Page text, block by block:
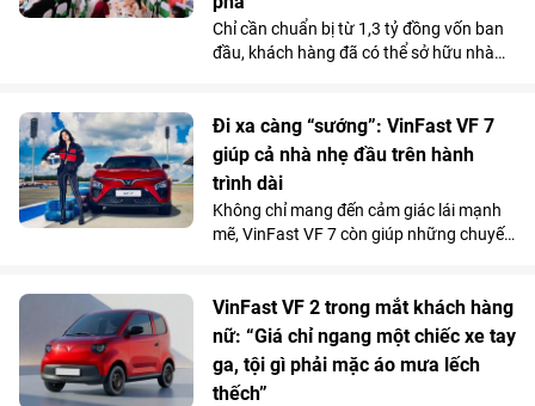
và mang lại lợi ích cho hơn 100.000
người dân trên cả nước.
Chỉ cần chuẩn bị từ 1,3 tỷ đồng vốn ban
đầu, khách hàng đã có thể sở hữu nhà
tâm cùng chính sách hỗ trợ lãi suất tốt
bậc nhất thị trường từ chủ đầu tư đang
giúp dự án thu hút người mua ở thực lẫn
nhà đầu tư tìm kiếm sản phẩm có khả
năng khai thác kinh doanh và tăng giá
lâu dài.
Đi xa càng “sướng”: VinFast VF 7
giúp cả nhà nhẹ đầu trên hành
trình dài
Không chỉ mang đến cảm giác lái mạnh
mẽ, VinFast VF 7 còn giúp những chuyến
lái trên mọi cung đường.
VinFast VF 2 trong mắt khách hàng
nữ: “Giá chỉ ngang một chiếc xe tay
ga, tội gì phải mặc áo mưa lếch
thếch”